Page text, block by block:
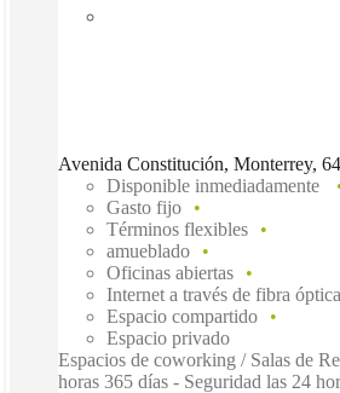
Avenida Constitución, Monterrey,
Disponible inmediadamente
Gasto fijo
Términos flexibles
amueblado
Oficinas abiertas
Internet a través de fibra óptica
Espacio compartido
Espacio privado
Espacios de coworking / Salas de
horas 365 días - Seguridad las 24